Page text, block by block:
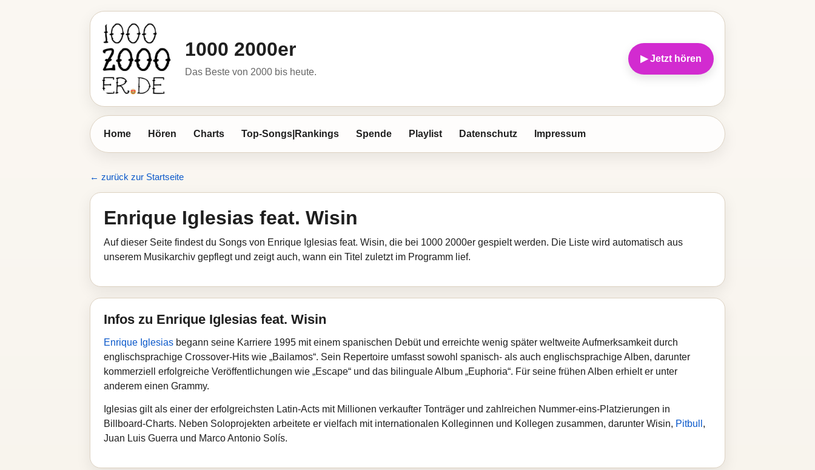
1000 2000er
Das Beste von 2000 bis heute.
▶ Jetzt hören
Home Hören Charts Top-Songs|Rankings Spende Playlist Datenschutz Impressum
← zurück zur Startseite
Enrique Iglesias feat. Wisin
Auf dieser Seite findest du Songs von Enrique Iglesias feat. Wisin, die bei 1000 2000er gespielt werden. Die Liste wird automatisch aus
unserem Musikarchiv gepflegt und zeigt auch, wann ein Titel zuletzt im Programm lief.
Infos zu Enrique Iglesias feat. Wisin
Enrique Iglesias begann seine Karriere 1995 mit einem spanischen Debüt und erreichte wenig später weltweite Aufmerksamkeit durch
englischsprachige Crossover‑Hits wie „Bailamos“. Sein Repertoire umfasst sowohl spanisch‑ als auch englischsprachige Alben, darunter
kommerziell erfolgreiche Veröffentlichungen wie „Escape“ und das bilinguale Album „Euphoria“. Für seine frühen Alben erhielt er unter
anderem einen Grammy.
Iglesias gilt als einer der erfolgreichsten Latin‑Acts mit Millionen verkaufter Tonträger und zahlreichen Nummer‑eins‑Platzierungen in
Billboard‑Charts. Neben Soloprojekten arbeitete er vielfach mit internationalen Kolleginnen und Kollegen zusammen, darunter Wisin, Pitbull ,
Juan Luis Guerra und Marco Antonio Solís.